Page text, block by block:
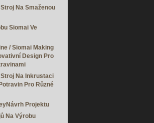
Na Smaženou
Siomai Ve
/ Siomai Making
Design Pro
Na Inkrustaci
Pro Různé
Projektu
Na Výrobu